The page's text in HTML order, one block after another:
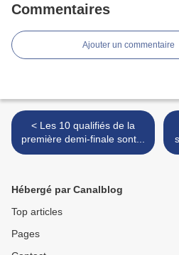
Commentaires
Ajouter un commentaire
< Les 10 qualifiés de la
première demi-finale sont...
Hébergé par Canalblog
Top articles
Pages